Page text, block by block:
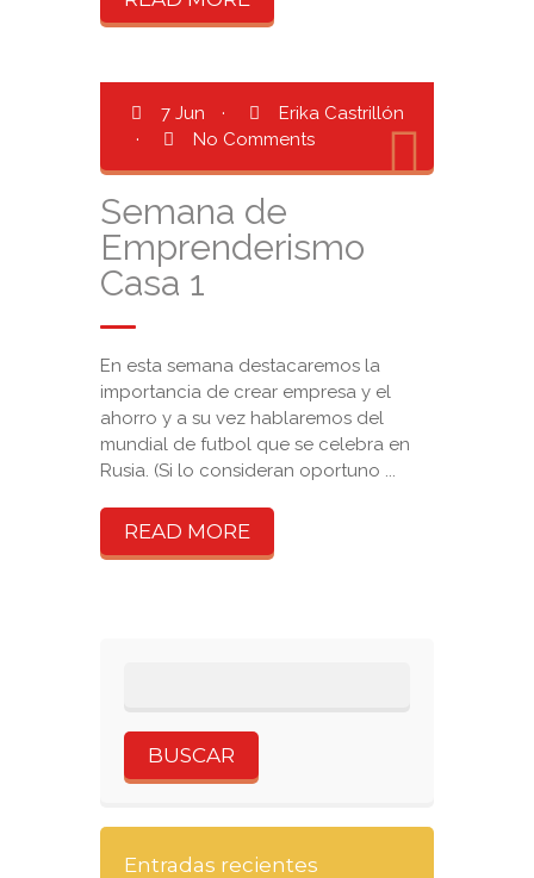
7 Jun ·
Erika Castrillón
·
No Comments
Semana de
Emprenderismo
Casa 1
En esta semana destacaremos la
importancia de crear empresa y el
ahorro y a su vez hablaremos del
mundial de futbol que se celebra en
Rusia. (Si lo consideran oportuno ...
READ MORE
Entradas recientes